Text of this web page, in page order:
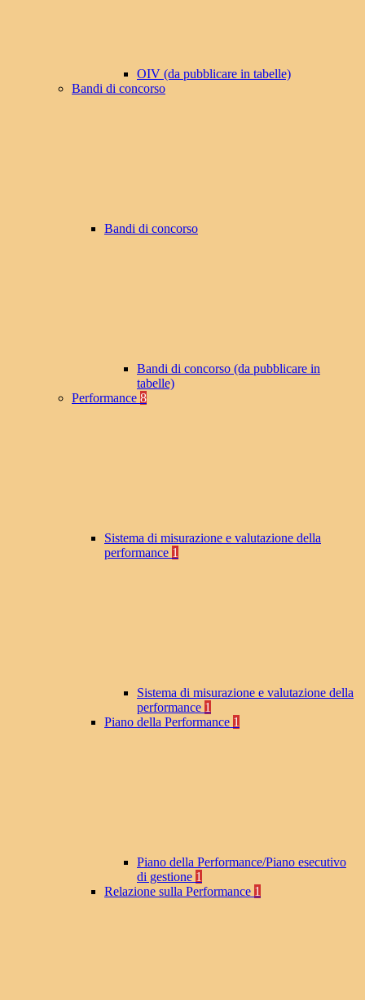
OIV (da pubblicare in tabelle)
Bandi di concorso
Bandi di concorso
Bandi di concorso (da pubblicare in
tabelle)
Performance 8
Sistema di misurazione e valutazione della
performance 1
Sistema di misurazione e valutazione della
performance 1
Piano della Performance 1
Piano della Performance/Piano esecutivo
di gestione 1
Relazione sulla Performance 1